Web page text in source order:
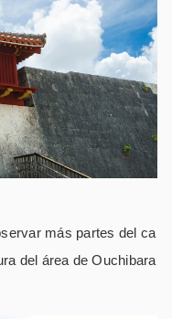
más partes del ca
del área de Ouchibara